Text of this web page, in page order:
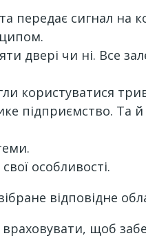
передає сигнал на
двері чи ні. Все
користуватися
підприємство. Та
особливості.
відповідне
щоб